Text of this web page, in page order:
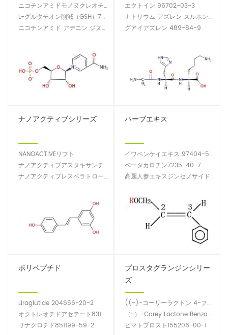
ニコチンアミドモノヌクレオチド NMN 1094-61-7
L-グルタチオン削減（GSH）70-18-8
ニコチンアミド アデニン ジヌクレオチド NAD 53-84-9
エクトイン 96702-03-3
ナトリウム アズレン スルホン酸塩 6223-35-4
グアイアズレン 489-84-9
ナノアクティブシリーズ
NANOACTIVEリフト
ナノアクティブアスタキサンチン472-61-7
ナノアクティブレスベラトロール（RES）501-36-0
ハーブエキス
イワベンケイエキス 97404-52-9
ベータカロチン7235-40-7
高麗人参エキスジンセノサイド90045-38-8
ポリペプチド
Liraglutide 204656-20-2
オクトレオチドアセテート83150-76-9
リナクロチド851199-59-2
プロスタグランジンシリー
ズ
((-)-コーリーラクトン 4-フェニル安息香酸アルコール / BPCOD 31752-99-5
（-）-Corey Lactone Benzoate 39746-00-4
ビマトプロスト155206-00-1